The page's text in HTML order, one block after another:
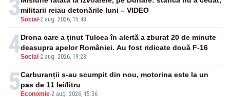
3Social -2 aug. 2026, 15:48
militarii reiau detonările luni – VIDEO
4Social -2 aug. 2026, 19:28
Drona care a ținut Tulcea în alertă a zburat 20 de minute
deasupra apelor României. Au fost ridicate două F-16
5 Economie-2 aug. 2026, 15:36
Carburanții s-au scumpit din nou, motorina este la un
pas de 11 lei/litru